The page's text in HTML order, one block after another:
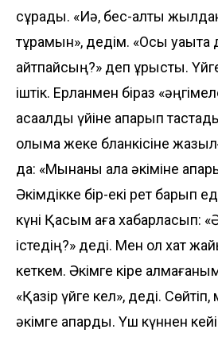
сұрады. «Иә, бес-алты
тұрамын», дедім. «Осы уақытқа
айтпайсың?» деп ұрысты. Үйге
іштік. Ерланмен біраз
ақсақалды үйіне апарып
қолыма жеке бланкісіне
да: «Мынаны қала әкіміне
Әкімдікке бір-екі рет барып
күні Қасым аға хабарласып:
істедің?» деді. Мен ол хат
кеткем. Әкімге кіре
«Қазір үйге кел», деді. Сөйтіп,
әкімге апарды. Үш күннен